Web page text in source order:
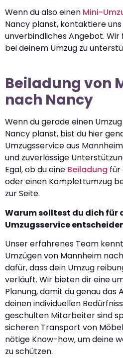
Wenn du also einen Mini-
Nancy planst, kontaktiere
unverbindliches Angebot. Wir
bei deinem Umzug zu
Beiladung von
nach Nancy
Wenn du gerade einen
Nancy planst, bist du hier
Umzugsservice aus
und zuverlässige
Egal, ob du eine Beiladung für
oder einen Komplettumzug
zur Seite.
Warum solltest du dich für
Umzugsservice
Unser erfahrenes Team
Umzügen von Mannheim
dafür, dass dein Umzug
verläuft. Wir bieten dir eine
Planung, damit du genau das
deinen individuellen
geschulten Mitarbeiter sind
sicheren Transport von
nötige Know-how, um deine
zu schützen.